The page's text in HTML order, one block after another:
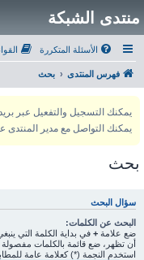
منتدى الشبكة
الأسئلة المتكررة
فهرس المنتدى بحث
يمكنك التواصل مع مدير المنتدى
بحث
سؤال البحث
البحث عن الكلمات:
ضع علامة + في بداية الكلمة التي
أن تظهر، ضع قائمة بالكلمات مفصولة
استخدم النجمة (*) كعلامة عامة